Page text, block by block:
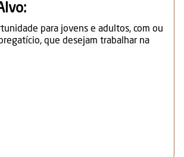
para jovens e adultos, com ou
que desejam trabalhar na